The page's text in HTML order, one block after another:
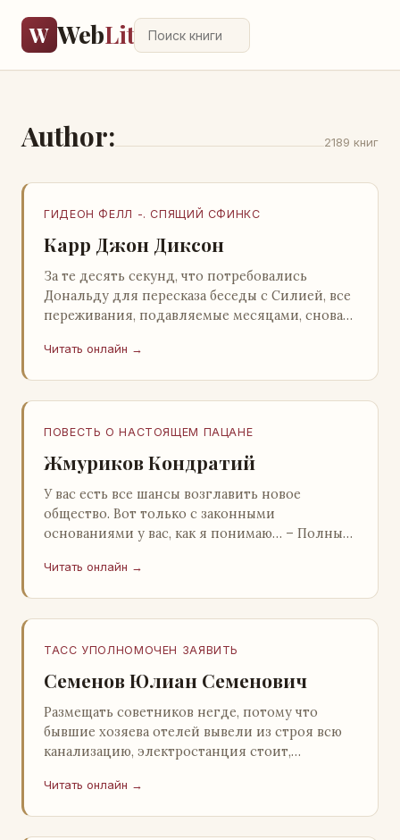
W WebLit
Author: 2189 книг
ГИДЕОН ФЕЛЛ -. СПЯЩИЙ СФИНКС
Карр Джон Диксон
За те десять секунд, что потребовались
Дональду для пересказа беседы с Силией, все
переживания, подавляемые месяцами, снова
среди…
Читать онлайн →
ПОВЕСТЬ О НАСТОЯЩЕМ ПАЦАНЕ
Жмуриков Кондратий
У вас есть все шансы возглавить новое
общество. Вот только с законными
основаниями у вас, как я понимаю… – Полный
Натанович. – Что ж, …
Читать онлайн →
ТАСС УПОЛНОМОЧЕН ЗАЯВИТЬ
Семенов Юлиан Семенович
Размещать советников негде, потому что
бывшие хозяева отелей вывели из строя всю
канализацию, электростанция стоит,
А. Алешин». …
Читать онлайн →